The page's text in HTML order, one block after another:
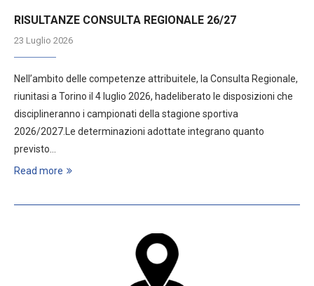
RISULTANZE CONSULTA REGIONALE 26/27
23 Luglio 2026
Nell’ambito delle competenze attribuitele, la Consulta Regionale,
riunitasi a Torino il 4 luglio 2026, hadeliberato le disposizioni che
disciplineranno i campionati della stagione sportiva
2026/2027.Le determinazioni adottate integrano quanto
previsto…
Read more